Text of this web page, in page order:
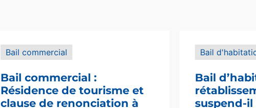
Bail commercial
Bail commercial :
Résidence de tourisme et
clause de renonciation à
Bail
Bail
suspend-il